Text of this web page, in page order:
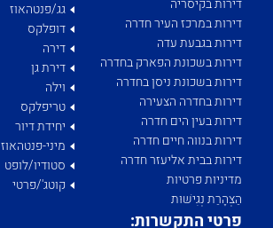
דירות בקיסריה
דירות במרכז העיר חדרה
דירות בגבעת עדה
דירות בשכונת הפארק בחדרה
דירות בשכונת ניסן בחדרה
דירות בחדרה הצעירה
דירות בעין הים חדרה
דירות בנווה חיים חדרה
דירות בבית אליעזר חדרה
מדיניות פרטיות
הַצְהָרַת נְגִישׁוּת
גג/פנטהאוז
דופלקס
דירה
דירת גן
וילה
טריפלקס
יחידת דיור
מיני-פנטהאוז
סטודיו/לופט
קוטג'/פרטי
פרטי התקשרות: